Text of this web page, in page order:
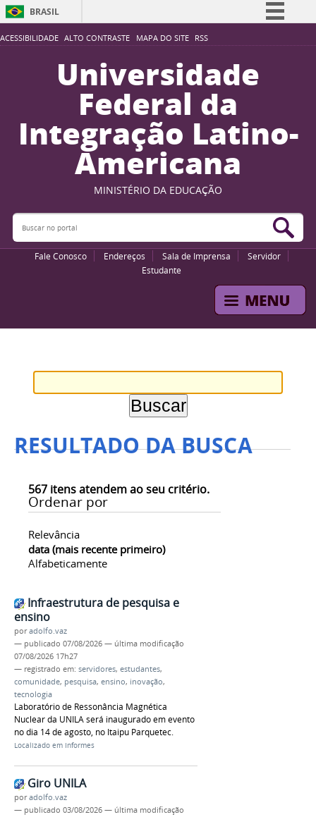
ACESSIBILIDADE ALTO CONTRASTE MAPA DO SITE RSS
BRASIL
Simplifique!
Participe
Acesso à informação
Legislação
Canais
Universidade
Federal da
Integração Latino-
Americana
MINISTÉRIO DA EDUCAÇÃO
Buscar no portal
Fale Conosco Endereços Sala de Imprensa
Servidor
Estudante
RESULTADO DA BUSCA
567 itens atendem ao seu critério.
Ordenar por
Relevância
data (mais recente primeiro)
Alfabeticamente
Infraestrutura de pesquisa e
ensino
poradolfo.vaz
— publicado 07/08/2026 — última modificação
07/08/2026 17h27
— registrado em: servidores, estudantes,
comunidade, pesquisa, ensino, inovação,
tecnologia
Laboratório de Ressonância Magnética
Nuclear da UNILA será inaugurado em evento
no dia 14 de agosto, no Itaipu Parquetec.
Localizado em Informes
Giro UNILA
poradolfo.vaz
— publicado 03/08/2026 — última modificação